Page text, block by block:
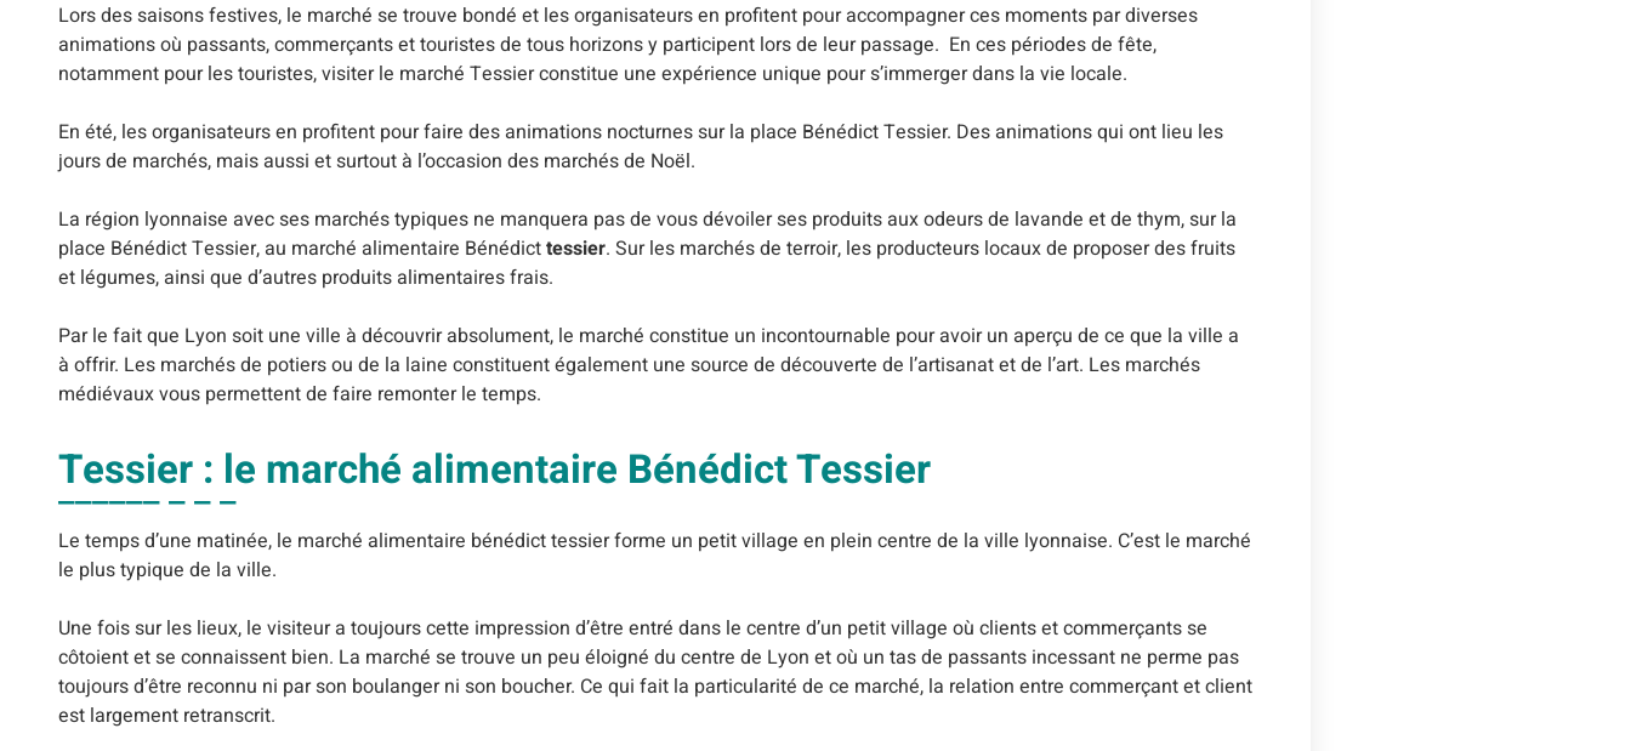
Lors des saisons festives, le marché se trouve bondé et les organisateurs en profitent pour accompagner ces moments par diverses
animations où passants, commerçants et touristes de tous horizons y participent lors de leur passage. En ces périodes de fête,
notamment pour les touristes, visiter le marché Tessier constitue une expérience unique pour s’immerger dans la vie locale.
En été, les organisateurs en profitent pour faire des animations nocturnes sur la place Bénédict Tessier. Des animations qui ont lieu les
jours de marchés, mais aussi et surtout à l’occasion des marchés de Noël.
La région lyonnaise avec ses marchés typiques ne manquera pas de vous dévoiler ses produits aux odeurs de lavande et de thym, sur la
place Bénédict Tessier, au marché alimentaire Bénédicttessier. Sur les marchés de terroir, les producteurs locaux de proposer des fruits
et légumes, ainsi que d’autres produits alimentaires frais.
Par le fait que Lyon soit une ville à découvrir absolument, le marché constitue un incontournable pour avoir un aperçu de ce que la ville a
à offrir. Les marchés de potiers ou de la laine constituent également une source de découverte de l’artisanat et de l’art. Les marchés
médiévaux vous permettent de faire remonter le temps.
Tessier : le marché alimentaire Bénédict Tessier
Le temps d’une matinée, le marché alimentaire bénédict tessier forme un petit village en plein centre de la ville lyonnaise. C’est le marché
le plus typique de la ville.
Une fois sur les lieux, le visiteur a toujours cette impression d’être entré dans le centre d’un petit village où clients et commerçants se
côtoient et se connaissent bien. La marché se trouve un peu éloigné du centre de Lyon et où un tas de passants incessant ne perme pas
toujours d’être reconnu ni par son boulanger ni son boucher. Ce qui fait la particularité de ce marché, la relation entre commerçant et client
est largement retranscrit.